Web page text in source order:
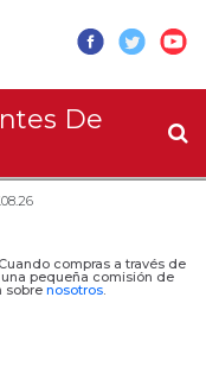
De
compras a través de
pequeña comisión de
sobre nosotros.